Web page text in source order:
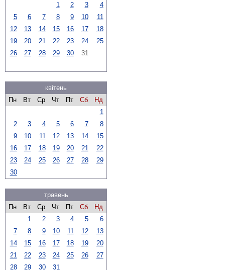
1
2 3
4
5
6 7 8 9 10
11
12
13 14 15 16 17
18
19
20 21 22 23 24
25
26
27 28 29 30 31
квітень
Пн
Вт Ср Чт Пт Сб
Нд
1
2
3 4 5 6 7
8
9
10 11 12 13 14
15
16
17 18 19 20 21
22
23
24 25 26 27 28
29
30
травень
Пн
Вт Ср Чт Пт Сб
Нд
1
2 3 4 5
6
7
8 9 10 11 12
13
14
15 16 17 18 19
20
21
22 23 24 25 26
27
28
29 30 31